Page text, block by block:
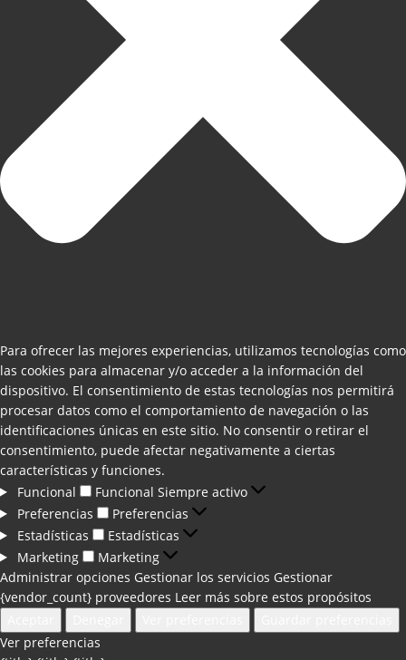
Para ofrecer las mejores experiencias, utilizamos tecnologías como
las cookies para almacenar y/o acceder a la información del
dispositivo. El consentimiento de estas tecnologías nos permitirá
procesar datos como el comportamiento de navegación o las
identificaciones únicas en este sitio. No consentir o retirar el
consentimiento, puede afectar negativamente a ciertas
características y funciones.
Funcional
Funcional Siempre activo
Preferencias
Preferencias
Estadísticas
Estadísticas
Marketing
Marketing
Administrar opciones Gestionar los servicios Gestionar
{vendor_count} proveedores Leer más sobre estos propósitos
Ver preferencias